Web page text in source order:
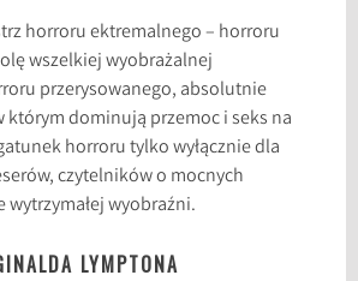
horroru ektremalnego – horroru
wszelkiej wyobrażalnej
przerysowanego, absolutnie
którym dominują przemoc i seks na
horroru tylko wyłącznie dla
czytelników o mocnych
wytrzymałej wyobraźni.
LYMPTONA